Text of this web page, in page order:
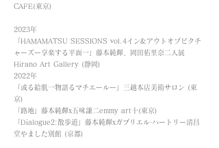
CAFE(東京)
2023年
「HAMAMATSU SESSIONS vol.4イン&アウトオブビクチ
ャーズー享楽する平面一」藤本純輝、岡田佑里奈二人展
Hirano Art Gallery (静岡)
2022年
「或る給肌一物語るマチエールー」三越本店美術サロン (東
京)
「路地」藤本純輝x五味謙二emmy art十(東京)
「Dialogue2:散歩道」藤本純輝xガプリエル·ハートリー清昌
堂やました別館 (京都)